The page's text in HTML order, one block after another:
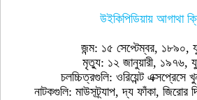
উইকিপিডিয়ায় আগাথা
জন্ম: ১৫ সেপ্টেম্বর, ১৮৯০,
মৃত্যু: ১২ জানুয়ারী, ১৯৭৬,
চলচ্চিত্রগুলি: ওরিয়েন্ট
নাটকগুলি: মাউসট্র্যাপ, দ্য ফাঁকা,